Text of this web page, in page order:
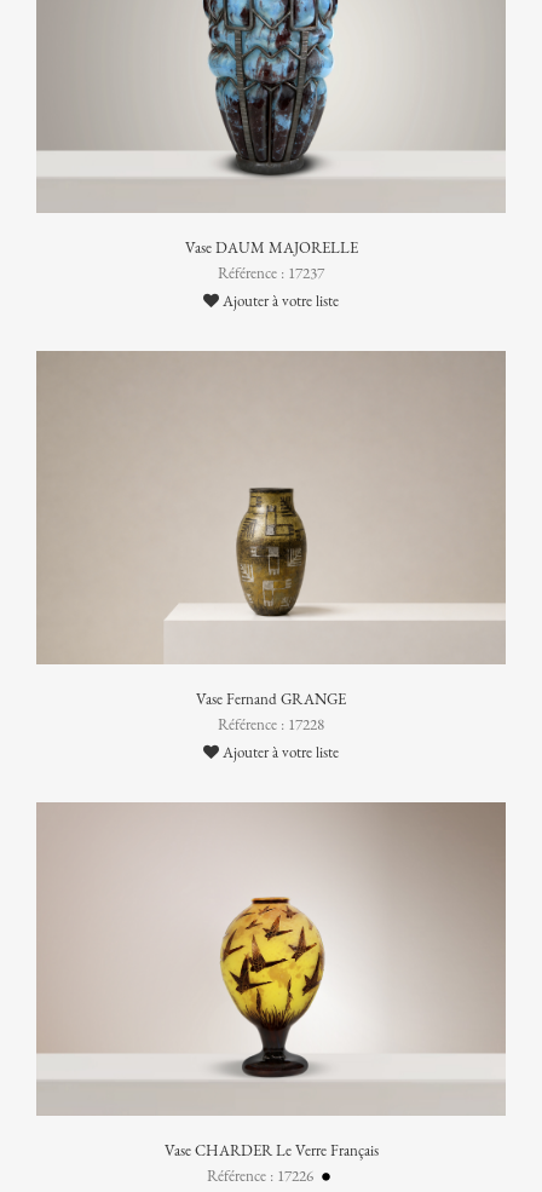
Vase DAUM MAJORELLE
Référence : 17237
Ajouter à votre liste
Vase Fernand GRANGE
Référence : 17228
Ajouter à votre liste
Vase CHARDER Le Verre Français
Référence : 17226